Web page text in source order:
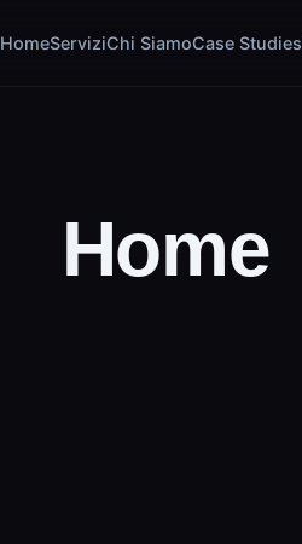
HomeServiziChi SiamoCase Studies
Home